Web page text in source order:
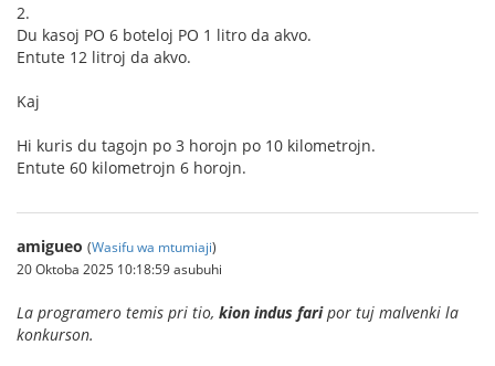
2.
Du kasoj PO 6 boteloj PO 1 litro da akvo.
Entute 12 litroj da akvo.
Kaj
Hi kuris du tagojn po 3 horojn po 10 kilometrojn.
Entute 60 kilometrojn 6 horojn.
amigueo (Wasifu wa mtumiaji)
20 Oktoba 2025 10:18:59 asubuhi
La programero temis pri tio, kion indus faripor tuj malvenki la
konkurson.